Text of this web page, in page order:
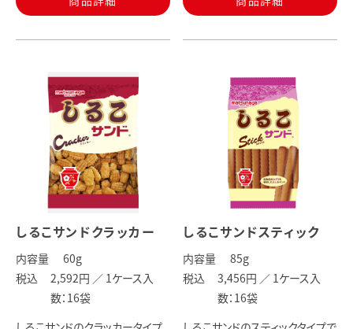
しるこサンドクラッカー
内容量 60g
税込
2,592円 ／ 1ケース入
数：16袋
しるこサンドスティック
内容量 85g
税込
3,456円 ／ 1ケース入
数：16袋